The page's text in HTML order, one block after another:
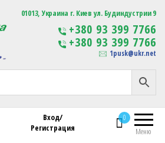
Компания Изготовление
сувенирной продукции
с логотипом
01013, Украина г. Киев ул. Будиндустрии 9
+380 93 399 7766
+380 93 399 7766
1pusk@ukr.net
Меню
0
Вход/
Регистрация